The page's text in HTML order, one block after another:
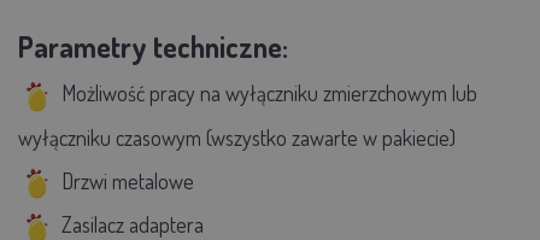
Parametry techniczne:
Możliwość pracy na wyłączniku zmierzchowym lub
wyłączniku czasowym (wszystko zawarte w pakiecie)
Drzwi metalowe
Zasilacz adaptera